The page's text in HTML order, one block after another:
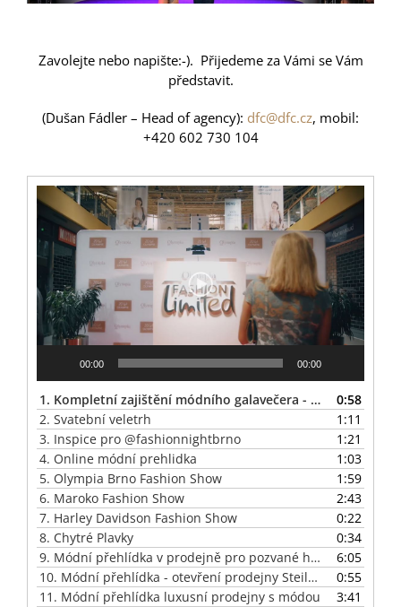
Zavolejte nebo napište:-). Přijedeme za Vámi se Vám
představit.
(Dušan Fádler – Head of agency): dfc@dfc.cz, mobil:
+420 602 730 104
Video
přehrávač
00:00 00:00
1. Kompletní zajištění módního galavečera - 20 let Olympia Brno
0:58
2. Svatební veletrh
1:11
3. Inspice pro @fashionnightbrno
1:21
4. Online módní prehlidka
1:03
5. Olympia Brno Fashion Show
1:59
6. Maroko Fashion Show
2:43
7. Harley Davidson Fashion Show
0:22
8. Chytré Plavky
0:34
9. Módní přehlídka v prodejně pro pozvané hosty - PFB Concept Store
6:05
10. Módní přehlídka - otevření prodejny Steilmann
0:55
11. Módní přehlídka luxusní prodejny s módou
3:41